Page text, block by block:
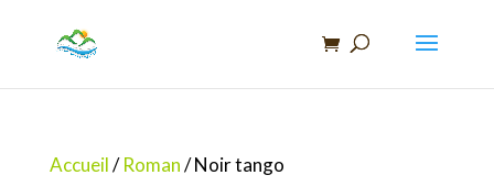
Accueil/Roman/ Noir tango